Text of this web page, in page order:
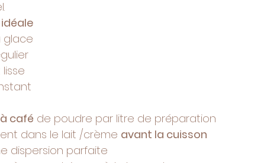
glace
café de poudre par litre de préparation
dans le lait /crème avant la cuisson
dispersion parfaite